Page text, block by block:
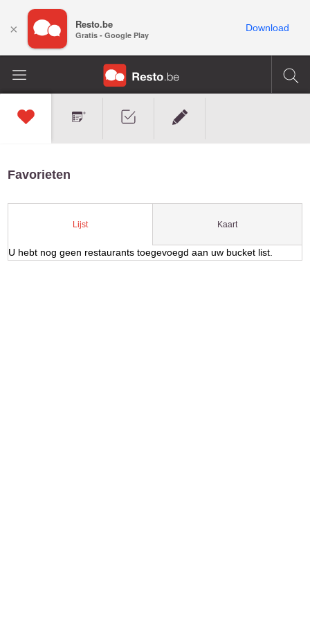
Favorieten
Lijst Kaart
U hebt nog geen restaurants toegevoegd aan uw bucket list.
× Resto.be
Gratis - Google Play
Download